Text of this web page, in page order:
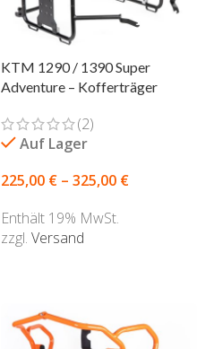
KTM 1290 / 1390 Super
Adventure – Kofferträger
(2)
Auf Lager
225,00 € – 325,00 €
Enthält 19% MwSt.
zzgl. Versand